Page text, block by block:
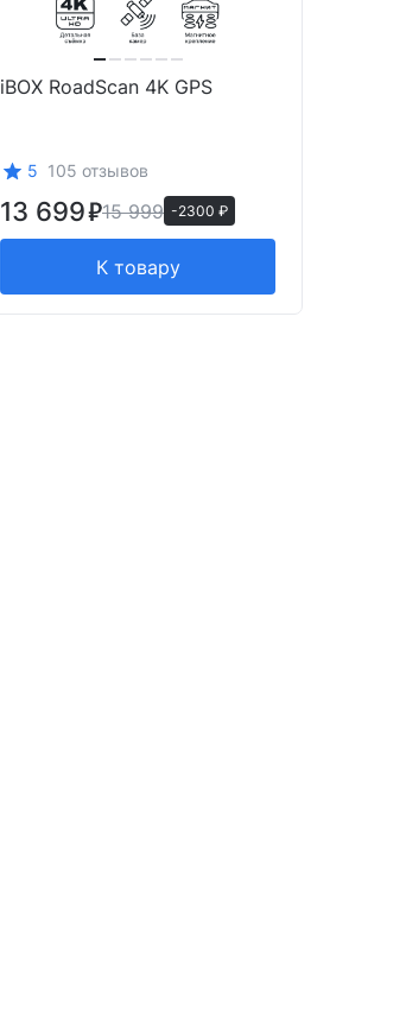
iBOX RoadScan 4K GPS
5 105 отзывов
13 699 15 999 -2300 ₽
К товару